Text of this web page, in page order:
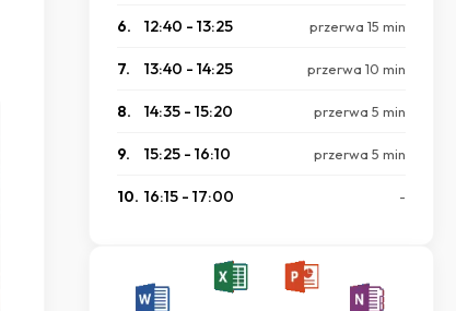
6. 12:40 - 13:25 przerwa 15 min
7. 13:40 - 14:25 przerwa 10 min
8. 14:35 - 15:20 przerwa 5 min
9. 15:25 - 16:10 przerwa 5 min
10. 16:15 - 17:00 -